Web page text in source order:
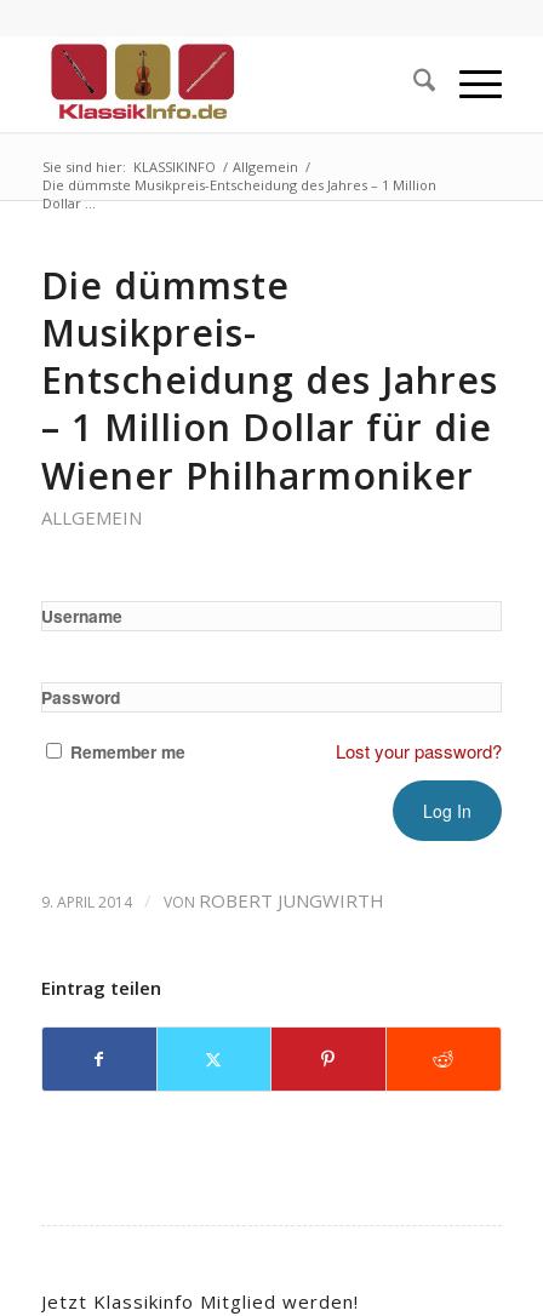
Sie sind hier: KLASSIKINFO / Allgemein /
Die dümmste Musikpreis-Entscheidung des Jahres – 1 Million
Dollar ...
Die dümmste
Musikpreis-
Entscheidung des Jahres
– 1 Million Dollar für die
Wiener Philharmoniker
ALLGEMEIN
Username
Password
Remember me Lost your password?
9. APRIL 2014 / VON ROBERT JUNGWIRTH
Eintrag teilen
Jetzt Klassikinfo Mitglied werden!